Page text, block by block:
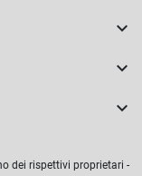



dei rispettivi proprietari -